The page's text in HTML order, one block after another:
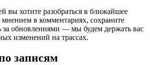
вы хотите разобраться в ближайшее
мнением в комментариях, сохраните
за обновлениями — мы будем держать вас
изменений на трассах.
записям